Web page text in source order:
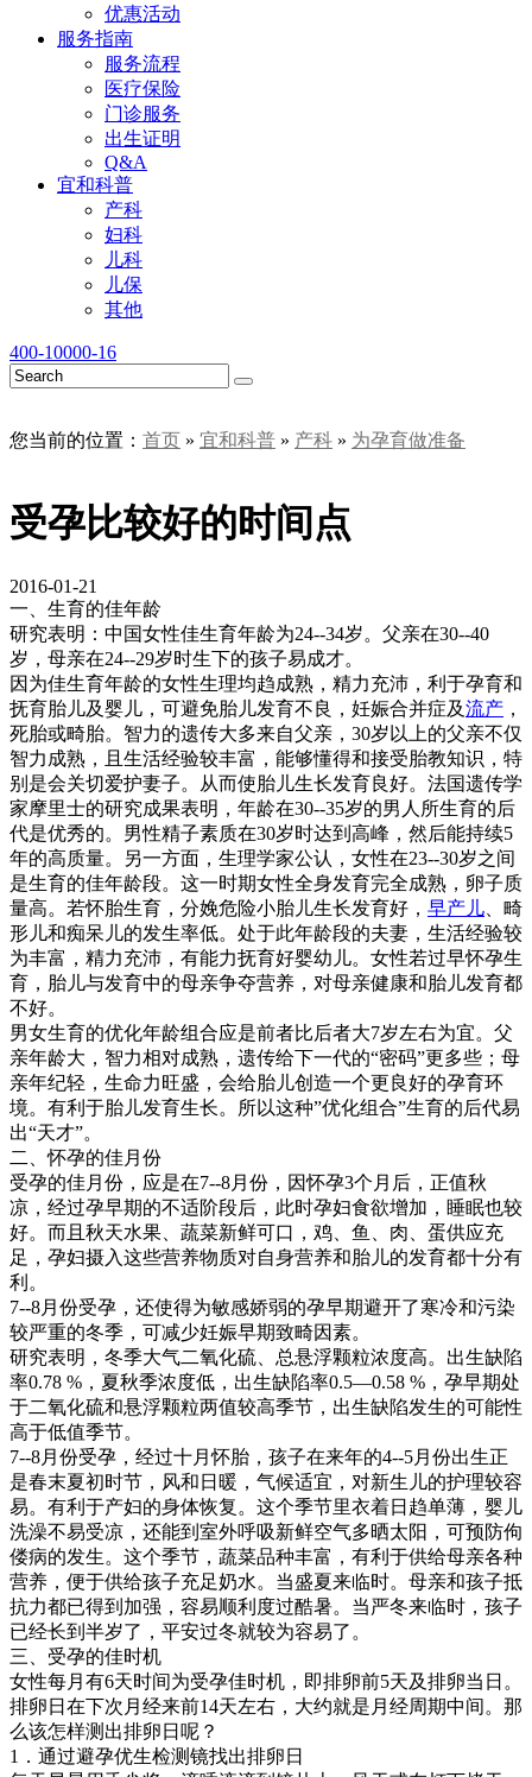
优惠活动
服务指南
服务流程
医疗保险
门诊服务
出生证明
Q&A
宜和科普
产科
妇科
儿科
儿保
其他
400-10000-16
您当前的位置： 首页 » 宜和科普 » 产科 » 为孕育做准备
受孕比较好的时间点
2016-01-21
一、生育的佳年龄
研究表明：中国女性佳生育年龄为24--34岁。父亲在30--40
岁，母亲在24--29岁时生下的孩子易成才。
因为佳生育年龄的女性生理均趋成熟，精力充沛，利于孕育和
抚育胎儿及婴儿，可避免胎儿发育不良，妊娠合并症及流产 ，
死胎或畸胎。智力的遗传大多来自父亲，30岁以上的父亲不仅
智力成熟，且生活经验较丰富，能够懂得和接受胎教知识，特
别是会关切爱护妻子。从而使胎儿生长发育良好。法国遗传学
家摩里士的研究成果表明，年龄在30--35岁的男人所生育的后
代是优秀的。男性精子素质在30岁时达到高峰，然后能持续5
年的高质量。另一方面，生理学家公认，女性在23--30岁之间
是生育的佳年龄段。这一时期女性全身发育完全成熟，卵子质
量高。若怀胎生育，分娩危险小胎儿生长发育好， 早产儿 、畸
形儿和痴呆儿的发生率低。处于此年龄段的夫妻，生活经验较
为丰富，精力充沛，有能力抚育好婴幼儿。女性若过早怀孕生
育，胎儿与发育中的母亲争夺营养，对母亲健康和胎儿发育都
不好。
男女生育的优化年龄组合应是前者比后者大7岁左右为宜。父
亲年龄大，智力相对成熟，遗传给下一代的“密码”更多些；母
亲年纪轻，生命力旺盛，会给胎儿创造一个更良好的孕育环
境。有利于胎儿发育生长。所以这种”优化组合”生育的后代易
出“天才”。
二、怀孕的佳月份
受孕的佳月份，应是在7--8月份，因怀孕3个月后，正值秋
凉，经过孕早期的不适阶段后，此时孕妇食欲增加，睡眠也较
好。而且秋天水果、蔬菜新鲜可口，鸡、鱼、肉、蛋供应充
足，孕妇摄入这些营养物质对自身营养和胎儿的发育都十分有
利。
7--8月份受孕，还使得为敏感娇弱的孕早期避开了寒冷和污染
较严重的冬季，可减少妊娠早期致畸因素。
研究表明，冬季大气二氧化硫、总悬浮颗粒浓度高。出生缺陷
率0.78 %，夏秋季浓度低，出生缺陷率0.5—0.58 %，孕早期处
于二氧化硫和悬浮颗粒两值较高季节，出生缺陷发生的可能性
高于低值季节。
7--8月份受孕，经过十月怀胎，孩子在来年的4--5月份出生正
是春末夏初时节，风和日暖，气候适宜，对新生儿的护理较容
易。有利于产妇的身体恢复。这个季节里衣着日趋单薄，婴儿
洗澡不易受凉，还能到室外呼吸新鲜空气多晒太阳，可预防佝
偻病的发生。这个季节，蔬菜品种丰富，有利于供给母亲各种
营养，便于供给孩子充足奶水。当盛夏来临时。母亲和孩子抵
抗力都已得到加强，容易顺利度过酷暑。当严冬来临时，孩子
已经长到半岁了，平安过冬就较为容易了。
三、受孕的佳时机
女性每月有6天时间为受孕佳时机，即排卵前5天及排卵当日。
排卵日在下次月经来前14天左右，大约就是月经周期中间。那
么该怎样测出排卵日呢？
1．通过避孕优生检测镜找出排卵日